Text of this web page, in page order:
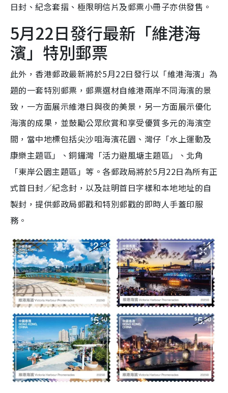
日封、紀念套摺、極限明信片及郵票小冊子亦供發售。
5月22日發行最新「維港海
濱」特別郵票
此外，香港郵政最新將於5月22日發行以「維港海濱」為
題的一套特別郵票，郵票選材自維港兩岸不同海濱的景
致，一方面展示維港日與夜的美景，另一方面展示優化
海濱的成果，並鼓勵公眾欣賞和享受優質多元的海濱空
間，當中地標包括尖沙咀海濱花園、灣仔「水上運動及
康樂主題區」、銅鑼灣「活力避風塘主題區」、北角
「東岸公園主題區」等。各郵政局將於5月22日為所有正
式首日封／紀念封，以及註明首日字樣和本地地址的自
製封，提供郵政局郵戳和特別郵戳的即時人手蓋印服
務。